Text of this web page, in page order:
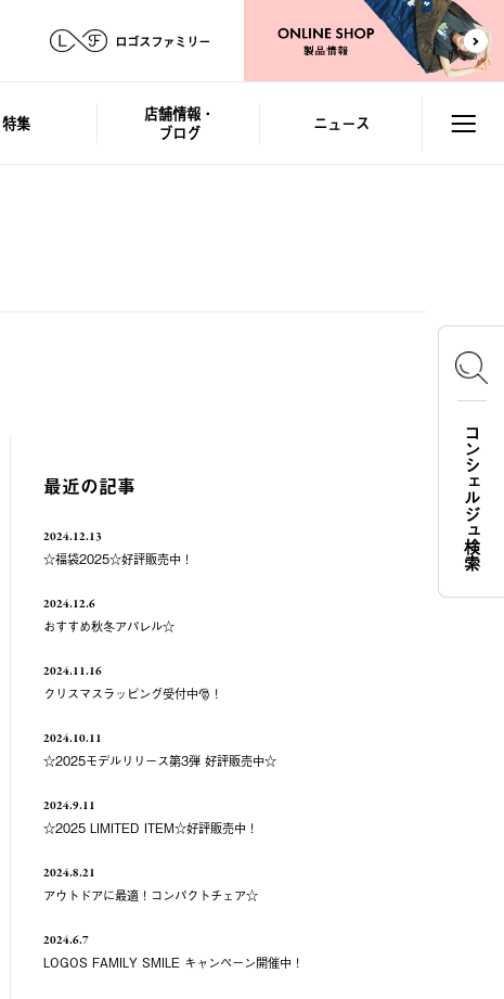
ロゴスファミリー
特集
店舗情報・
ブログ
ニュース
最近の記事
2024.12.13
☆福袋2025☆好評販売中！
2024.12.6
おすすめ秋冬アパレル☆
2024.11.16
クリスマスラッピング受付中🎅！
2024.10.11
☆2025モデルリリース第3弾 好評販売中☆
2024.9.11
☆2025 LIMITED ITEM☆好評販売中！
2024.8.21
アウトドアに最適！コンパクトチェア☆
2024.6.7
LOGOS FAMILY SMILE キャンペーン開催中！
コンシェルジュ検索